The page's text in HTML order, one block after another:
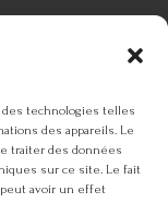
technologies telles
des appareils. Le
traiter des données
sur ce site. Le fait
avoir un effet